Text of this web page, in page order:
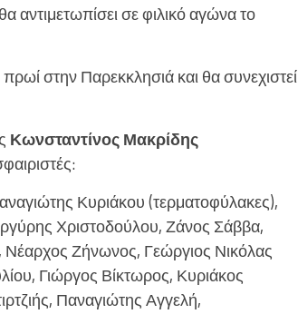
αντιμετωπίσει σε φιλικό αγώνα το
στην Παρεκκλησιά και θα συνεχιστεί
ΚωνσταντίνοςΜακρίδης
Κυριάκου (τερματοφύλακες),
Χριστοδούλου, Ζάνος Σάββα,
Νέαρχος Ζήνωνος, Γεώργιος Νικόλας
Γιώργος Βίκτωρος, Κυριάκος
Παναγιώτης Αγγελή,